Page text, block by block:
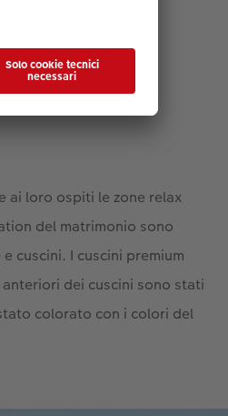
ai loro ospiti le zone relax
del matrimonio sono
cuscini. I cuscini premium
dei cuscini sono stati
colorato con i colori del